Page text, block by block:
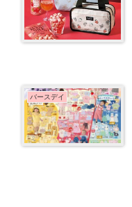
バースデイ